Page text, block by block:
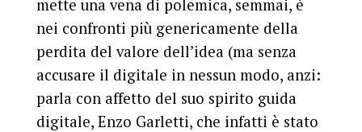
mette una vena di polemica, semmai, è
nei confronti più genericamente della
perdita del valore dell’idea (ma senza
accusare il digitale in nessun modo, anzi:
parla con affetto del suo spirito guida
digitale, Enzo Garletti, che infatti è stato